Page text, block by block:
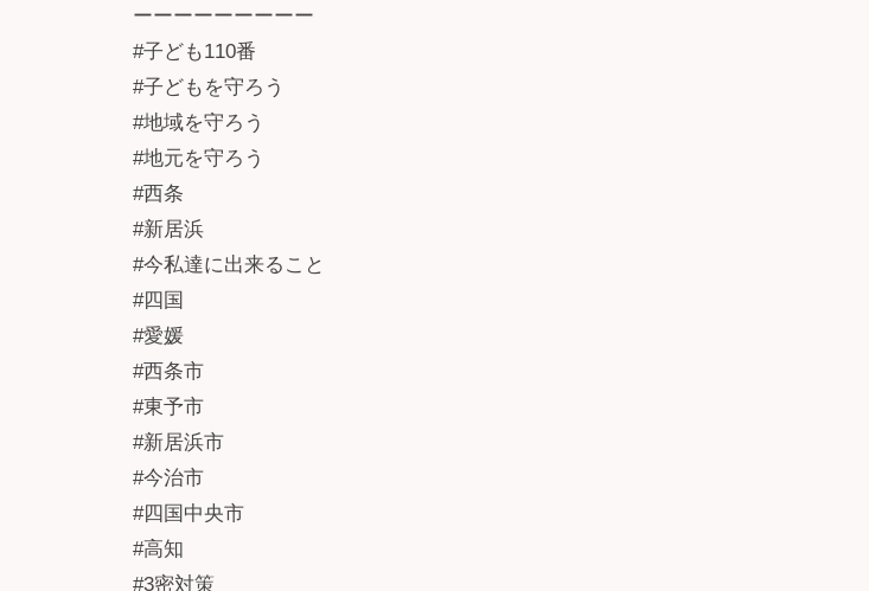
ーーーーーーーーー
#子ども110番
#子どもを守ろう
#地域を守ろう
#地元を守ろう
#西条
#新居浜
#今私達に出来ること
#四国
#愛媛
#西条市
#東予市
#新居浜市
#今治市
#四国中央市
#高知
#3密対策